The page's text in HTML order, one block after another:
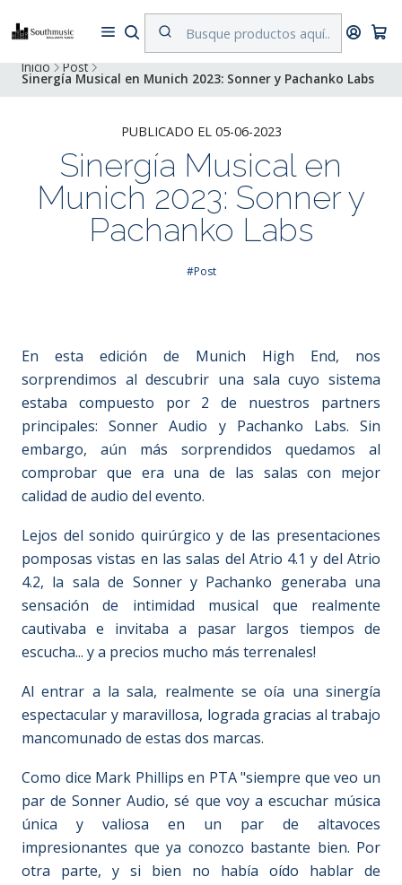
Despacho a todo Chile. Envíos gratuitos a Región Metropolitana por
compras superiores a $500.000
Inicio Post
Sinergía Musical en Munich 2023: Sonner y Pachanko Labs
PUBLICADO EL 05-06-2023
Sinergía Musical en
Munich 2023: Sonner y
Pachanko Labs
#Post
En esta edición de Munich High End, nos
sorprendimos al descubrir una sala cuyo sistema
estaba compuesto por 2 de nuestros partners
principales: Sonner Audio y Pachanko Labs. Sin
embargo, aún más sorprendidos quedamos al
comprobar que era una de las salas con mejor
calidad de audio del evento.
Lejos del sonido quirúrgico y de las presentaciones
pomposas vistas en las salas del Atrio 4.1 y del Atrio
4.2, la sala de Sonner y Pachanko generaba una
sensación de intimidad musical que realmente
cautivaba e invitaba a pasar largos tiempos de
escucha... y a precios mucho más terrenales!
Al entrar a la sala, realmente se oía una sinergía
espectacular y maravillosa, lograda gracias al trabajo
mancomunado de estas dos marcas.
Como dice Mark Phillips en PTA "siempre que veo un
par de Sonner Audio, sé que voy a escuchar música
única y valiosa en un par de altavoces
impresionantes que ya conozco bastante bien. Por
otra parte, y si bien no había oído hablar de